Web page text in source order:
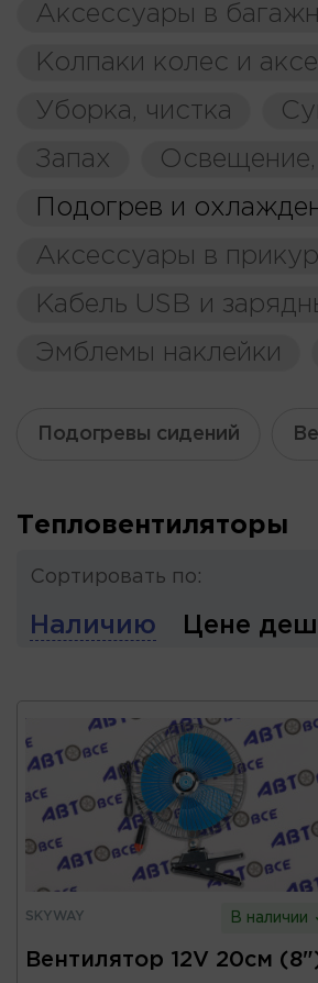
Аксессуары в
Колпаки колес и
Уборка, чистка
Запах
Освещение,
Подогрев и
Аксессуары в
Кабель USB и
Эмблемы наклейки
Подогревы сидений
Тепловентиляторы
Сортировать по:
Наличию Цене
SKYWAY В наличии
Вентилятор 12V 20см